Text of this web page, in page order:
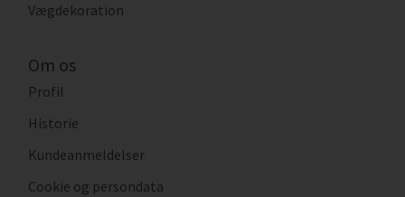
Vægdekoration
Om os
Profil
Historie
Kundeanmeldelser
Cookie og persondata